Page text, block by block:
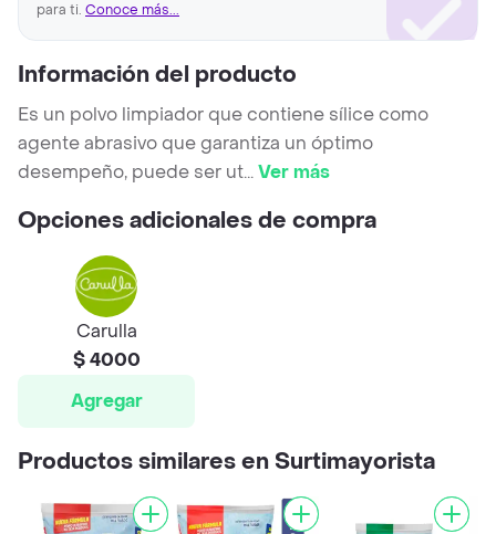
para ti. Conoce más...
Información del producto
Es un polvo limpiador que contiene sílice como
agente abrasivo que garantiza un óptimo
desempeño, puede ser ut...Ver más
Opciones adicionales de compra
Carulla
$ 4000
Agregar
Productos similares en Surtimayorista